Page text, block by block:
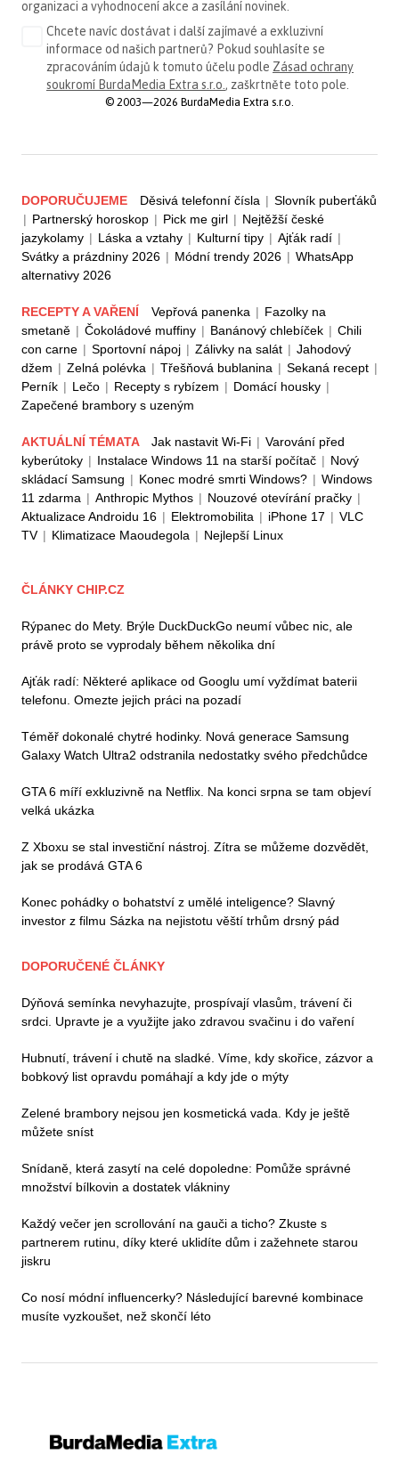
organizaci a vyhodnocení akce a zasílání novinek.
Chcete navíc dostávat i další zajímavé a exkluzivní
informace od našich partnerů? Pokud souhlasíte se
zpracováním údajů k tomuto účelu podle Zásad ochrany
soukromí BurdaMedia Extra s.r.o., zaškrtněte toto pole.
© 2003—2026 BurdaMedia Extra s.r.o.
DOPORUČUJEME Děsivá telefonní čísla | Slovník puberťáků
| Partnerský horoskop | Pick me girl | Nejtěžší české
jazykolamy | Láska a vztahy | Kulturní tipy | Ajťák radí |
Svátky a prázdniny 2026 | Módní trendy 2026 | WhatsApp
alternativy 2026
RECEPTY A VAŘENÍ Vepřová panenka | Fazolky na
smetaně | Čokoládové muffiny | Banánový chlebíček | Chili
con carne | Sportovní nápoj | Zálivky na salát | Jahodový
džem | Zelná polévka | Třešňová bublanina | Sekaná recept |
Perník | Lečo | Recepty s rybízem | Domácí housky |
Zapečené brambory s uzeným
AKTUÁLNÍ TÉMATA Jak nastavit Wi-Fi | Varování před
kyberútoky | Instalace Windows 11 na starší počítač | Nový
skládací Samsung | Konec modré smrti Windows? | Windows
11 zdarma | Anthropic Mythos | Nouzové otevírání pračky |
Aktualizace Androidu 16 | Elektromobilita | iPhone 17 | VLC
TV | Klimatizace Maoudegola | Nejlepší Linux
ČLÁNKY CHIP.CZ
Rýpanec do Mety. Brýle DuckDuckGo neumí vůbec nic, ale
právě proto se vyprodaly během několika dní
Ajťák radí: Některé aplikace od Googlu umí vyždímat baterii
telefonu. Omezte jejich práci na pozadí
Téměř dokonalé chytré hodinky. Nová generace Samsung
Galaxy Watch Ultra2 odstranila nedostatky svého předchůdce
GTA 6 míří exkluzivně na Netflix. Na konci srpna se tam objeví
velká ukázka
Z Xboxu se stal investiční nástroj. Zítra se můžeme dozvědět,
jak se prodává GTA 6
Konec pohádky o bohatství z umělé inteligence? Slavný
investor z filmu Sázka na nejistotu věští trhům drsný pád
DOPORUČENÉ ČLÁNKY
Dýňová semínka nevyhazujte, prospívají vlasům, trávení či
srdci. Upravte je a využijte jako zdravou svačinu i do vaření
Hubnutí, trávení i chutě na sladké. Víme, kdy skořice, zázvor a
bobkový list opravdu pomáhají a kdy jde o mýty
Zelené brambory nejsou jen kosmetická vada. Kdy je ještě
můžete sníst
Snídaně, která zasytí na celé dopoledne: Pomůže správné
množství bílkovin a dostatek vlákniny
Každý večer jen scrollování na gauči a ticho? Zkuste s
partnerem rutinu, díky které uklidíte dům i zažehnete starou
jiskru
Co nosí módní influencerky? Následující barevné kombinace
musíte vyzkoušet, než skončí léto